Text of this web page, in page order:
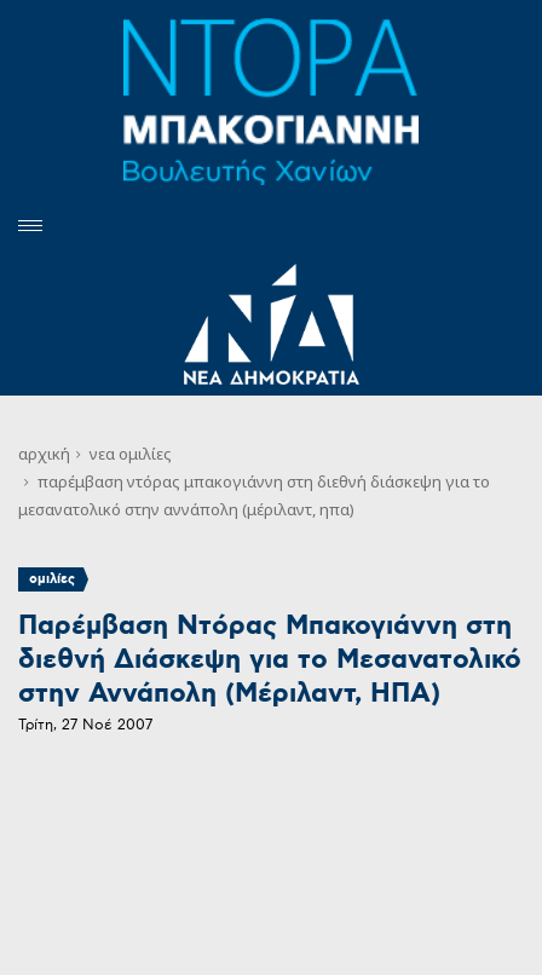
αρχική νεα ομιλίες
παρέμβαση ντόρας μπακογιάννη στη διεθνή διάσκεψη για το
μεσανατολικό στην αννάπολη (μέριλαντ, ηπα)
ομιλίες
Παρέμβαση Ντόρας Μπακογιάννη στη
διεθνή Διάσκεψη για το Μεσανατολικό
στην Αννάπολη (Μέριλαντ, ΗΠΑ)
Τρίτη, 27 Νοέ 2007